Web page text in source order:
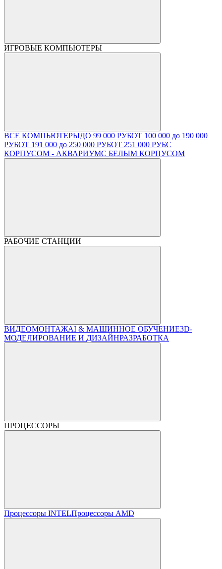
ИГРОВЫЕ КОМПЬЮТЕРЫ
ВСЕ КОМПЬЮТЕРЫДО 99 000 РУБОТ 100 000 до 190 000
РУБОТ 191 000 до 250 000 РУБОТ 251 000 РУБС
КОРПУСОМ - АКВАРИУМС БЕЛЫМ КОРПУСОМ
РАБОЧИЕ СТАНЦИИ
ВИДЕОМОНТАЖAI & МАШИННОЕ ОБУЧЕНИЕ3D-
МОДЕЛИРОВАНИЕ И ДИЗАЙНРАЗРАБОТКА
ПРОЦЕССОРЫ
Процессоры INTELПроцессоры AMD